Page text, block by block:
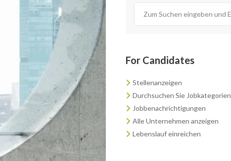
For Candidates
Stellenanzeigen
Durchsuchen Sie Jobkategorien
Jobbenachrichtigungen
Alle Unternehmen anzeigen
Lebenslauf einreichen